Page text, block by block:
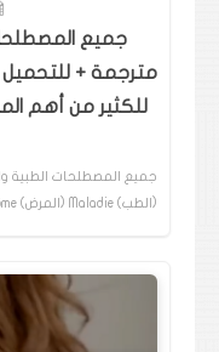
جميع
(الطب) Maladie (المرض) Symptôme (العرض أو الأعراض) Di…